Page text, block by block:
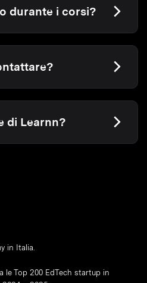
durante i corsi?
di Learnn?
in Italia.
le Top 200 EdTech startup in